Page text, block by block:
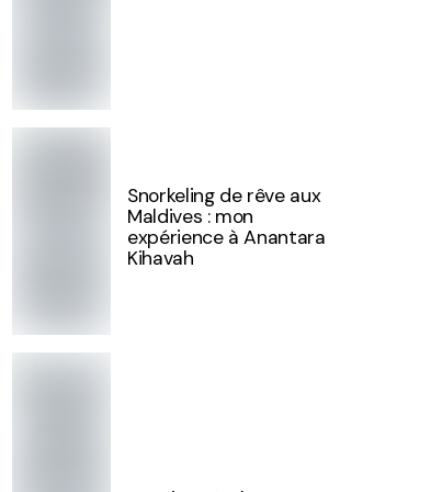
Snorkeling de rêve aux
Maldives : mon
expérience à Anantara
Kihavah